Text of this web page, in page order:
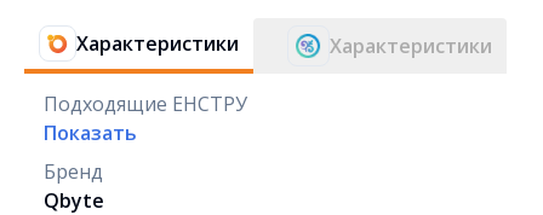
Характеристики Характеристики
Подходящие ЕНСТРУ
Показать
Бренд
Qbyte